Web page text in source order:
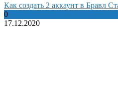
Как создать 2 аккаунт в Бравл
0
17.12.2020